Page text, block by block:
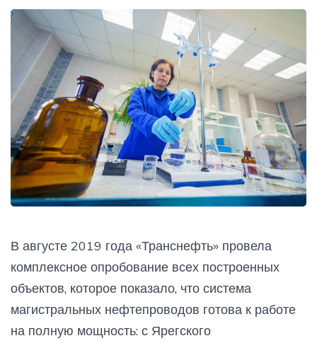
В августе 2019 года «Транснефть» провела
комплексное опробование всех построенных
объектов, которое показало, что система
магистральных нефтепроводов готова к работе
на полную мощность: с Ярегского